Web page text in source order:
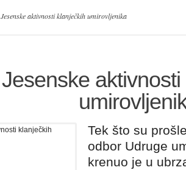
Jesenske aktivnosti klanječkih umirovljenika
Jesenske
Tek što su
odbor Udruge
krenuo je u